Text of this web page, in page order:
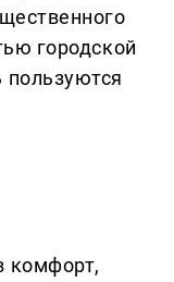
городской
комфорт,